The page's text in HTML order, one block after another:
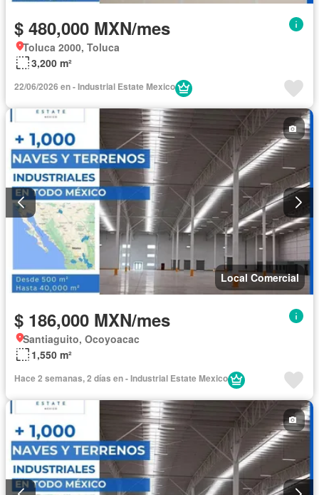
$ 480,000 MXN/mes
Toluca 2000, Toluca
3,200 m²
22/06/2026 en - Industrial Estate Mexico
Local Comercial
$ 186,000 MXN/mes
Santiaguito, Ocoyoacac
1,550 m²
Hace 2 semanas, 2 días en - Industrial Estate Mexico